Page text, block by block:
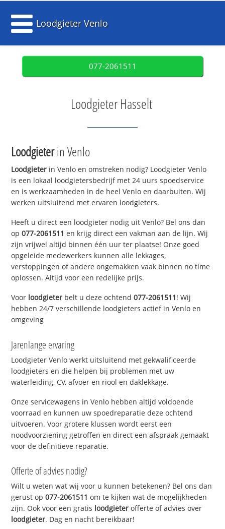
Loodgieter Venlo
077-2061511
Loodgieter Hasselt
Loodgieterin Venlo
Loodgieter in Venlo en omstreken nodig? Loodgieter Venlo
is een lokaal loodgietersbedrijf met 24 uurs spoedservice
en is werkzaamheden in de heel Venlo en daarbuiten. Wij
werken uitsluitend met ervaren loodgieters.
Heeft u direct een loodgieter nodig uit Venlo? Bel ons dan
op077-2061511 en krijg direct een vakman aan de lijn. Wij
zijn vrijwel altijd binnen één uur ter plaatse! Onze goed
opgeleide medewerkers kunnen alle lekkages,
verstoppingen of andere ongemakken vaak binnen no time
oplossen. Altijd voor een redelijke prijs.
Voor loodgieter belt u deze ochtend077-2061511! Wij
hebben 24/7 verschillende loodgieters actief in Venlo en
omgeving
Jarenlange ervaring
Loodgieter Venlo werkt uitsluitend met gekwalificeerde
loodgieters en die helpen bij problemen met uw
waterleiding, CV, afvoer en riool en daklekkage.
Onze servicewagens in Venlo hebben altijd voldoende
voorraad en kunnen uw spoedreparatie deze ochtend
uitvoeren. Voor grotere klussen wordt eerst een
noodvoorziening getroffen en direct een afspraak gemaakt
voor de definitieve reparatie.
Offerte of advies nodig?
Wilt u weten wat wij voor u kunnen betekenen? Bel ons dan
gerust op077-2061511 om te kijken wat de mogelijkheden
zijn. Ook voor een gratis loodgieter offerte of advies over
loodgieter. Dag en nacht bereikbaar!